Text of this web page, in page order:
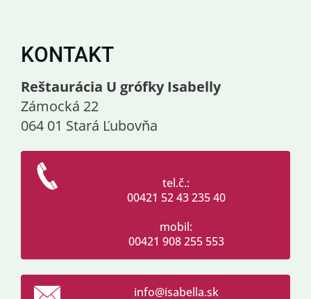
KONTAKT
Reštaurácia U grófky Isabelly
Zámocká 22
064 01 Stará Ľubovňa
tel.č.:
00421 52 43 235 40
mobil:
00421 908 255 553
info@isabella.sk